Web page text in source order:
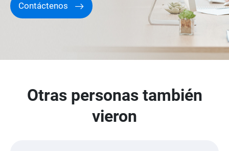
Contáctenos
Otras personas también
vieron